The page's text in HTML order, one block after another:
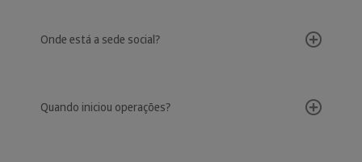
Onde está a sede social?
Quando iniciou operações?